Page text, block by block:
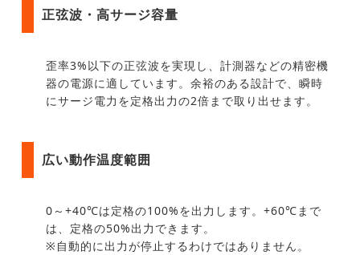
正弦波・高サージ容量
歪率3%以下の正弦波を実現し、計測器などの精密機
器の電源に適しています。余裕のある設計で、瞬時
にサージ電力を定格出力の2倍まで取り出せます。
広い動作温度範囲
0～+40℃は定格の100%を出力します。+60℃まで
は、定格の50%出力できます。
※自動的に出力が停止するわけではありません。